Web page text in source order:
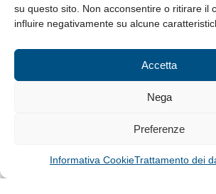
su questo sito. Non acconsentire o ritirare il
influire negativamente su alcune
Accetta
Nega
Preferenze
Informativa CookieTrattamento dei
© Tutti i diritti riservati
Privacy Policy e Cookie|